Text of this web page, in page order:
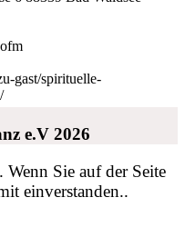
gast/spirituelle-
e.V 2026
Wenn Sie auf der Seite
einverstanden..